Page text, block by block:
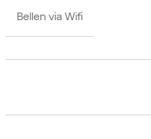
Bellen via Wifi